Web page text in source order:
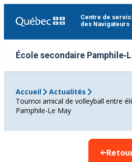
Centre de
des Navigateurs
École secondaire
Accueil
Actualités
Tournoi amical de volleyball entre
Pamphile-Le May